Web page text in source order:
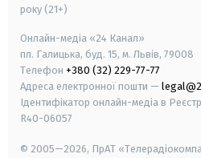
року (21+)
Онлайн-медіа «24 Канал»
пл. Галицька, буд. 15, м. Львів, 79008
Телефон +380 (32) 229-77-77
Адреса електронної пошти —
Ідентифікатор онлайн-медіа в
R40-06057
© 2005—2026, ПрАТ